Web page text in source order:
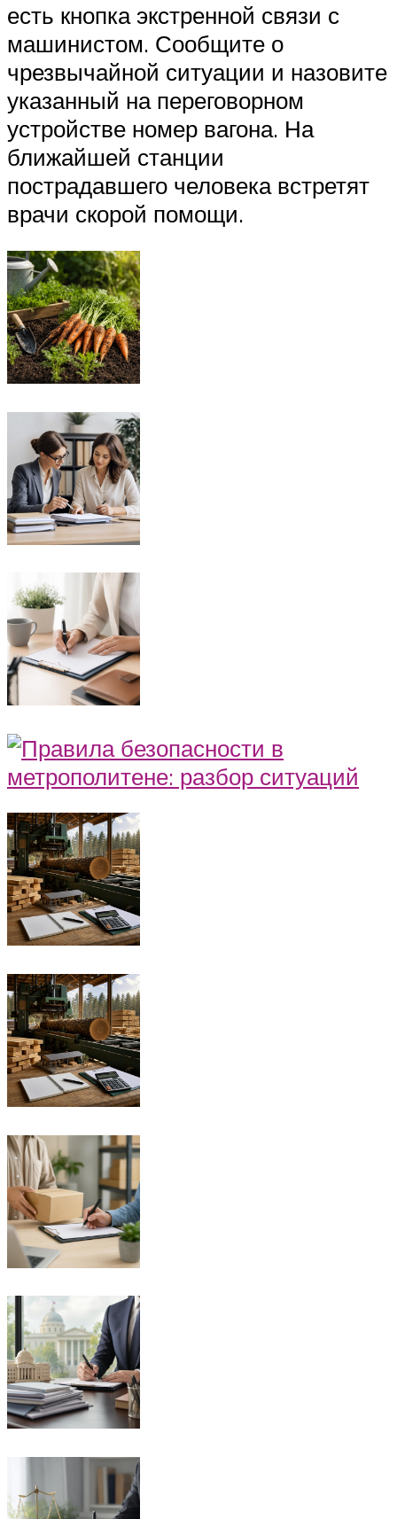
есть кнопка экстренной связи с
машинистом. Сообщите о
чрезвычайной ситуации и назовите
указанный на переговорном
устройстве номер вагона. На
ближайшей станции
пострадавшего человека встретят
врачи скорой помощи.